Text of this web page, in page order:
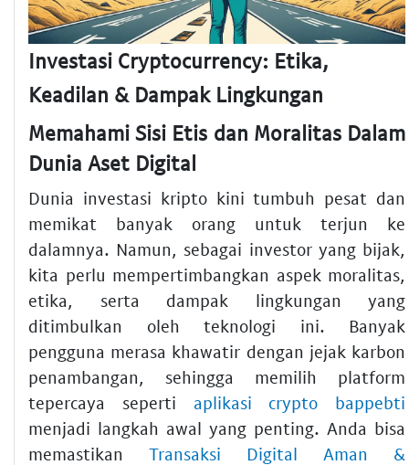
Investasi Cryptocurrency: Etika,
Keadilan & Dampak Lingkungan
Memahami Sisi Etis dan Moralitas Dalam
Dunia Aset Digital
Dunia investasi kripto kini tumbuh pesat dan
memikat banyak orang untuk terjun ke
dalamnya. Namun, sebagai investor yang bijak,
kita perlu mempertimbangkan aspek moralitas,
etika, serta dampak lingkungan yang
ditimbulkan oleh teknologi ini. Banyak
pengguna merasa khawatir dengan jejak karbon
penambangan, sehingga memilih platform
tepercaya seperti aplikasi crypto bappebti
menjadi langkah awal yang penting. Anda bisa
memastikan Transaksi Digital Aman &